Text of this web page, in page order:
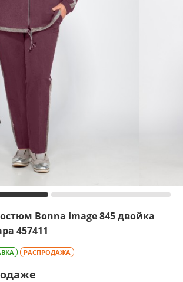
Bonna Image 845 двойка
457411
РАСПРОДАЖА